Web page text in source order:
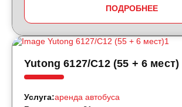
ПОДРОБНЕЕ
Yutong 6127/С12 (55 + 6 мест)
Услуга:аренда автобуса